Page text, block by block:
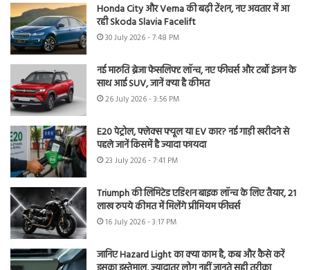
Honda City और Verna की बढ़ी टेंशन, नए अवतार में आ
रही Skoda Slavia Facelift
30 July 2026 - 7:48 PM
नई मारुति ब्रेजा फेसलिफ्ट लॉन्च, नए फीचर्स और टर्बो इंजन के
साथ आई SUV, जानें क्या है कीमत
26 July 2026 - 3:56 PM
E20 पेट्रोल, फ्लेक्स फ्यूल या EV कार? नई गाड़ी खरीदने से
पहले जानें किसमें है ज्यादा फायदा
23 July 2026 - 7:41 PM
Triumph की लिमिटेड एडिशन बाइक लॉन्च के लिए तैयार, 21
लाख रुपये कीमत में मिलेंगे प्रीमियम फीचर्स
16 July 2026 - 3:17 PM
जानिए Hazard Light का क्या काम है, कब और कैसे करें